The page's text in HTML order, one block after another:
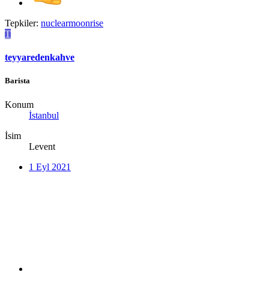
Tepkiler: nuclearmoonrise
T
teyyaredenkahve
Barista
Konum
İstanbul
İsim
Levent
1 Eyl 2021